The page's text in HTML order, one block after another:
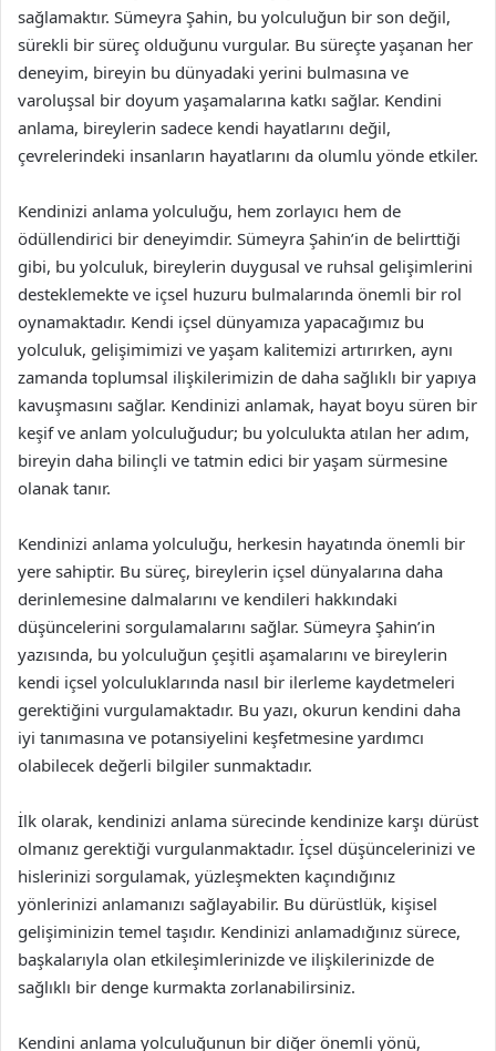
sağlamaktır. Sümeyra Şahin, bu yolculuğun bir son değil,
sürekli bir süreç olduğunu vurgular. Bu süreçte yaşanan her
deneyim, bireyin bu dünyadaki yerini bulmasına ve
varoluşsal bir doyum yaşamalarına katkı sağlar. Kendini
anlama, bireylerin sadece kendi hayatlarını değil,
çevrelerindeki insanların hayatlarını da olumlu yönde etkiler.
Kendinizi anlama yolculuğu, hem zorlayıcı hem de
ödüllendirici bir deneyimdir. Sümeyra Şahin’in de belirttiği
gibi, bu yolculuk, bireylerin duygusal ve ruhsal gelişimlerini
desteklemekte ve içsel huzuru bulmalarında önemli bir rol
oynamaktadır. Kendi içsel dünyamıza yapacağımız bu
yolculuk, gelişimimizi ve yaşam kalitemizi artırırken, aynı
zamanda toplumsal ilişkilerimizin de daha sağlıklı bir yapıya
kavuşmasını sağlar. Kendinizi anlamak, hayat boyu süren bir
keşif ve anlam yolculuğudur; bu yolculukta atılan her adım,
bireyin daha bilinçli ve tatmin edici bir yaşam sürmesine
olanak tanır.
Kendinizi anlama yolculuğu, herkesin hayatında önemli bir
yere sahiptir. Bu süreç, bireylerin içsel dünyalarına daha
derinlemesine dalmalarını ve kendileri hakkındaki
düşüncelerini sorgulamalarını sağlar. Sümeyra Şahin’in
yazısında, bu yolculuğun çeşitli aşamalarını ve bireylerin
kendi içsel yolculuklarında nasıl bir ilerleme kaydetmeleri
gerektiğini vurgulamaktadır. Bu yazı, okurun kendini daha
iyi tanımasına ve potansiyelini keşfetmesine yardımcı
olabilecek değerli bilgiler sunmaktadır.
İlk olarak, kendinizi anlama sürecinde kendinize karşı dürüst
olmanız gerektiği vurgulanmaktadır. İçsel düşüncelerinizi ve
hislerinizi sorgulamak, yüzleşmekten kaçındığınız
yönlerinizi anlamanızı sağlayabilir. Bu dürüstlük, kişisel
gelişiminizin temel taşıdır. Kendinizi anlamadığınız sürece,
başkalarıyla olan etkileşimlerinizde ve ilişkilerinizde de
sağlıklı bir denge kurmakta zorlanabilirsiniz.
Kendini anlama yolculuğunun bir diğer önemli yönü,